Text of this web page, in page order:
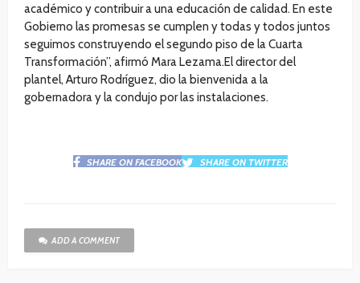
académico y contribuir a una educación de calidad. En este
Gobierno las promesas se cumplen y todas y todos juntos
seguimos construyendo el segundo piso de la Cuarta
Transformación”, afirmó Mara Lezama.El director del
plantel, Arturo Rodríguez, dio la bienvenida a la
gobernadora y la condujo por las instalaciones.
SHARE ON FACEBOOK SHARE ON TWITTER
ADD A COMMENT